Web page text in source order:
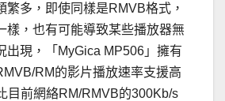
繁多，即使同樣是RMVB格式，
樣，也有可能導致某些播放器無
出現，「MyGica MP506」擁有
RM的影片播放速率支援高
目前網絡RM/RMVB的300Kb/s